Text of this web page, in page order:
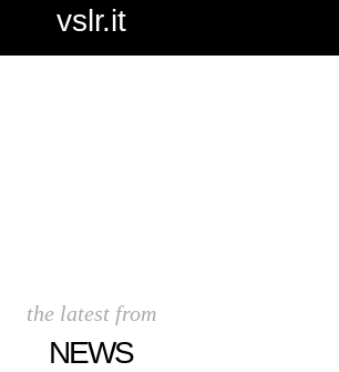
vslr.it
the latest from
NEWS